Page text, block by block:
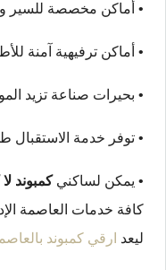
• أماكن مخصصة للسير
• أماكن ترفيهية آمنة
• بحيرات صناعة تزيد
• توفر خدمة الاستقبال
• يمكن لساكنيكمبوند
كافة خدمات العاصمة
ليعد ارقي كمبوند